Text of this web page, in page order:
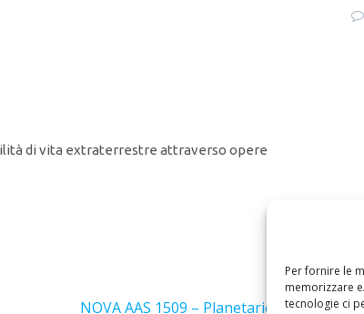
Per fornire le
memorizzare
tecnologie ci
di vita extraterrestre attraverso opere
Articolo
NOVA AAS 1509 – Planetario